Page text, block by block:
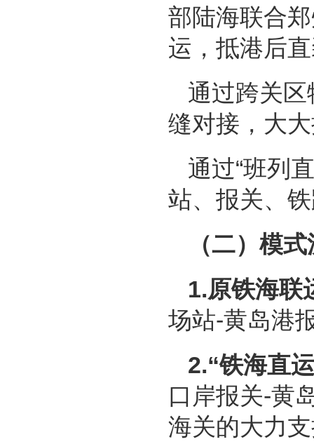
部陆海联合
运，抵港后
通过跨关
缝对接，大
通过“班列
站、报关、
（二）模
1.原铁海联
场站-黄岛港
2.“铁海直
口岸报关-黄
海关的大力